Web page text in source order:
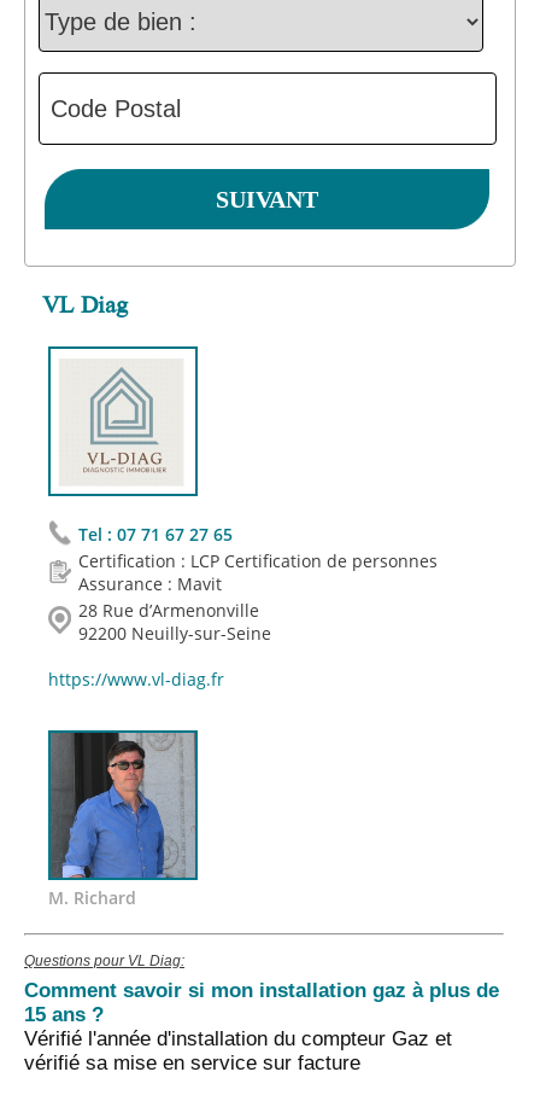
VL Diag
Tel : 07 71 67 27 65
Certification : LCP Certification de personnes
Assurance : Mavit
28 Rue d’Armenonville
92200 Neuilly-sur-Seine
https://www.vl-diag.fr
M. Richard
Questions pour VL Diag:
Comment savoir si mon installation gaz à plus de
15 ans ?
Vérifié l'année d'installation du compteur Gaz et
vérifié sa mise en service sur facture